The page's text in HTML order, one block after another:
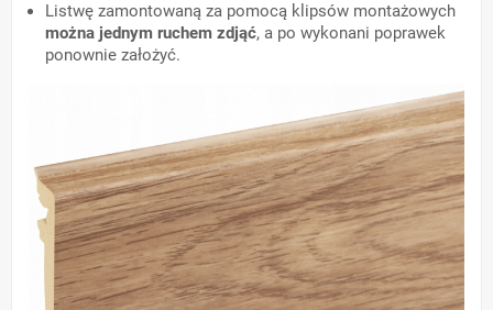
Listwę zamontowaną za pomocą klipsów montażowych
można jednym ruchem zdjąć, a po wykonani poprawek
ponownie założyć.